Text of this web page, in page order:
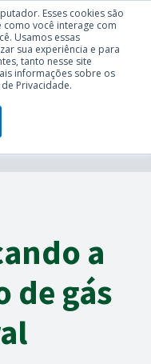
Esses cookies são
você interage com
Usamos essas
sua experiência e para
tanto nesse site
informações sobre os
Privacidade.
a
de gás